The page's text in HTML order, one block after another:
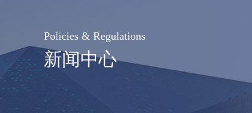
Policies & Regulations
新闻中心